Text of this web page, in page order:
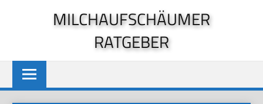
MILCHAUFSCHÄUMER
RATGEBER